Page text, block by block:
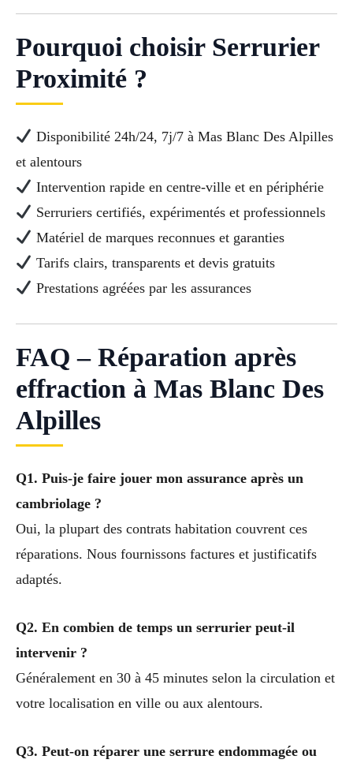
Pourquoi choisir Serrurier
Proximité ?
Disponibilité 24h/24, 7j/7 à Mas Blanc Des Alpilles
et alentours
Intervention rapide en centre-ville et en périphérie
Serruriers certifiés, expérimentés et professionnels
Matériel de marques reconnues et garanties
Tarifs clairs, transparents et devis gratuits
Prestations agréées par les assurances
FAQ – Réparation après
effraction à Mas Blanc Des
Alpilles
Q1. Puis-je faire jouer mon assurance après un
cambriolage ?
Oui, la plupart des contrats habitation couvrent ces
réparations. Nous fournissons factures et justificatifs
adaptés.
Q2. En combien de temps un serrurier peut-il
intervenir ?
Généralement en 30 à 45 minutes selon la circulation et
votre localisation en ville ou aux alentours.
Q3. Peut-on réparer une serrure endommagée ou